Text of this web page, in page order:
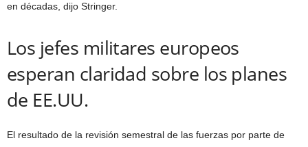
en décadas, dijo Stringer.
Los jefes militares europeos
esperan claridad sobre los planes
de EE.UU.
El resultado de la revisión semestral de las fuerzas por parte de